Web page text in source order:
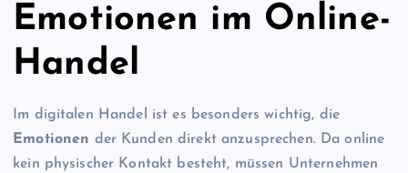
Emotionen im Online-
Handel
Im digitalen Handel ist es besonders wichtig, die
Emotionen der Kunden direkt anzusprechen. Da online
kein physischer Kontakt besteht, müssen Unternehmen